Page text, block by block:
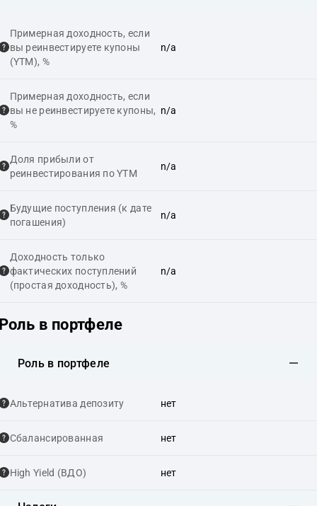
Примерная доходность, если
вы реинвестируете купоны
(YTM), %
n/a
Примерная доходность, если
вы не реинвестируете купоны,
%
n/a
Доля прибыли от
реинвестирования по YTM
n/a
Будущие поступления (к дате
погашения)
n/a
Доходность только
фактических поступлений
(простая доходность), %
n/a
в портфеле
Роль в портфеле
Альтернатива депозиту нет
Сбалансированная нет
High Yield (ВДО) нет